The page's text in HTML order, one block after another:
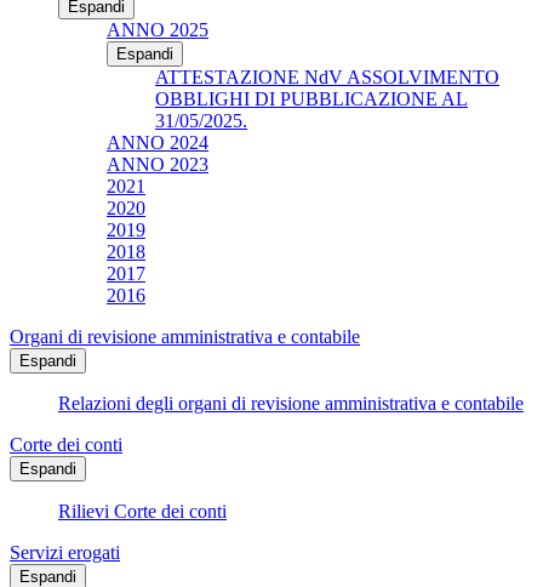
Espandi
ANNO 2025
Espandi
ATTESTAZIONE NdV ASSOLVIMENTO
OBBLIGHI DI PUBBLICAZIONE AL
31/05/2025.
ANNO 2024
ANNO 2023
2021
2020
2019
2018
2017
2016
Organi di revisione amministrativa e contabile
Espandi
Relazioni degli organi di revisione amministrativa e contabile
Corte dei conti
Espandi
Rilievi Corte dei conti
Servizi erogati
Espandi